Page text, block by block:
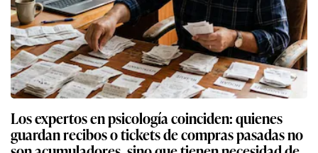
Los expertos en psicología coinciden: quienes
guardan recibos o tickets de compras pasadas no